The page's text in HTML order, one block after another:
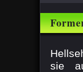
sie